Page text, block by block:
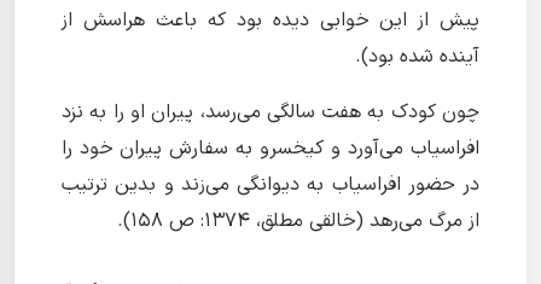
پیش از این خوابی دیده بود که باعث هراسش از
آینده شده بود).
چون کودک به هفت سالگی می‌رسد، پیران او را به نزد
افراسیاب می‌آورد و کیخسرو به سفارش پیران خود را
در حضور افراسیاب به دیوانگی می‌زند و بدین ترتیب
از مرگ می‌رهد (خالقی مطلق، ۱۳۷۴: ص ۱۵۸).